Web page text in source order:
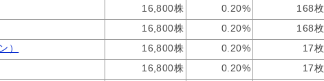
16,800株 0.20%
168枚
16,800株 0.20%
168枚
）
16,800株 0.20%
17枚
16,800株 0.20%
17枚